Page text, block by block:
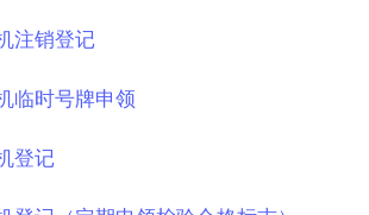
注销登记
临时号牌申领
登记